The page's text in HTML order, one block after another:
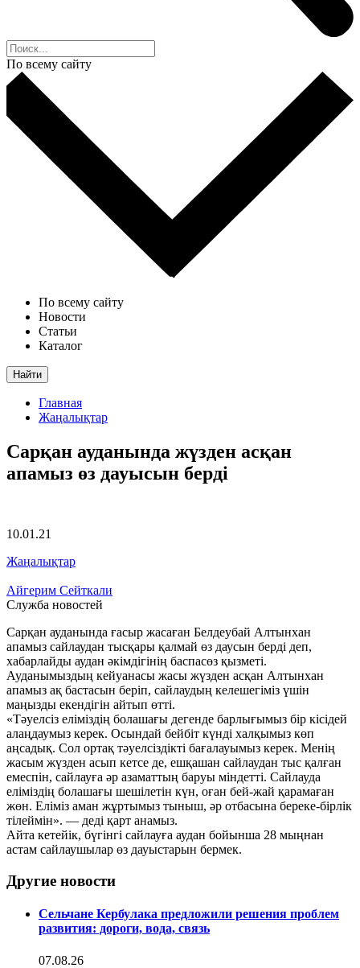
По всему сайту
По всему сайту
Новости
Статьи
Каталог
Найти
Главная
Жаңалықтар
Сарқан ауданында жүзден асқан
апамыз өз дауысын берді
10.01.21
Жаңалықтар
Айгерим Сейткали
Служба новостей
Сарқан ауданында ғасыр жасаған Белдеубай Алтынхан
апамыз сайлаудан тысқары қалмай өз даусын берді деп,
хабарлайды аудан әкімдігінің баспасөз қызметі.
Ауданымыздың кейуанасы жасы жүзден асқан Алтынхан
апамыз ақ бастасын беріп, сайлаудың келешегіміз үшін
маңызды екендігін айтып өтті.
«Тәуелсіз еліміздің болашағы дегенде барлығымыз бір кісідей
алаңдаумыз керек. Осындай бейбіт күнді халқымыз көп
аңсадық. Сол ортақ тәуелсіздікті бағалауымыз керек. Менің
жасым жүзден асып кетсе де, ешқашан сайлаудан тыс қалған
емеспін, сайлауға әр азаматтың баруы міндетті. Сайлауда
еліміздің болашағы шешілетін күн, оған бей-жай қарамаған
жөн. Еліміз аман жұртымыз тыныш, әр отбасына береке-бірлік
тілеймін». — деді қарт анамыз.
Айта кетейік, бүгінгі сайлауға аудан бойынша 28 мыңнан
астам сайлаушылар өз дауыстарын бермек.
Другие новости
Сельчане Кербулака предложили решения проблем
развития: дороги, вода, связь
07.08.26